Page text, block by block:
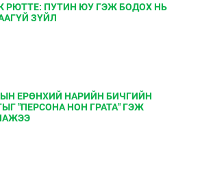
РЮТТЕ: ПУТИН ЮУ ГЭЖ БОДОХ НЬ
ЗҮЙЛ
ЕРӨНХИЙ НАРИЙН БИЧГИЙН
"ПЕРСОНА НОН ГРАТА" ГЭЖ